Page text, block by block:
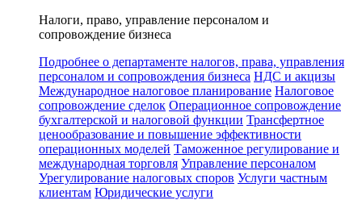
Налоги, право, управление персоналом и
сопровождение бизнеса
Подробнее о департаменте налогов, права, управления
персоналом и сопровождения бизнеса НДС и акцизы
Международное налоговое планирование Налоговое
сопровождение сделок Операционное сопровождение
бухгалтерской и налоговой функции Трансфертное
ценообразование и повышение эффективности
операционных моделей Таможенное регулирование и
международная торговля Управление персоналом
Урегулирование налоговых споров Услуги частным
клиентам Юридические услуги